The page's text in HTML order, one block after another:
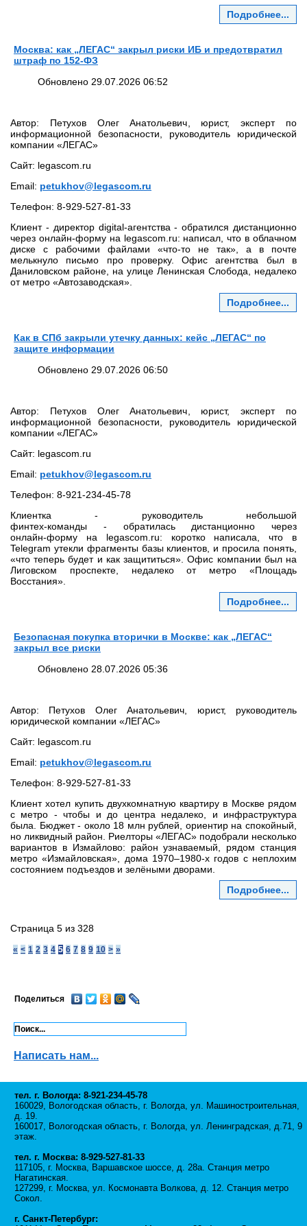
Подробнее...
Москва: как „ЛЕГАС“ закрыл риски ИБ и предотвратил
штраф по 152‑ФЗ
Обновлено 29.07.2026 06:52
Автор: Петухов Олег Анатольевич, юрист, эксперт по
информационной безопасности, руководитель юридической
компании «ЛЕГАС»
Сайт: legascom.ru
Email: petukhov@legascom.ru
Телефон: 8‑929‑527‑81‑33
Клиент - директор digital‑агентства - обратился дистанционно
через онлайн‑форму на legascom.ru: написал, что в облачном
диске с рабочими файлами «что‑то не так», а в почте
мелькнуло письмо про проверку. Офис агентства был в
Даниловском районе, на улице Ленинская Слобода, недалеко
от метро «Автозаводская».
Подробнее...
Как в СПб закрыли утечку данных: кейс „ЛЕГАС“ по
защите информации
Обновлено 29.07.2026 06:50
Автор: Петухов Олег Анатольевич, юрист, эксперт по
информационной безопасности, руководитель юридической
компании «ЛЕГАС»
Сайт: legascom.ru
Email: petukhov@legascom.ru
Телефон: 8‑921‑234‑45‑78
Клиентка - руководитель небольшой
финтех‑команды - обратилась дистанционно через
онлайн‑форму на legascom.ru: коротко написала, что в
Telegram утекли фрагменты базы клиентов, и просила понять,
«что теперь будет и как защититься». Офис компании был на
Лиговском проспекте, недалеко от метро «Площадь
Восстания».
Подробнее...
Безопасная покупка вторички в Москве: как „ЛЕГАС“
закрыл все риски
Обновлено 28.07.2026 05:36
Автор: Петухов Олег Анатольевич, юрист, руководитель
юридической компании «ЛЕГАС»
Сайт: legascom.ru
Email: petukhov@legascom.ru
Телефон: 8‑929‑527‑81‑33
Клиент хотел купить двухкомнатную квартиру в Москве рядом
с метро - чтобы и до центра недалеко, и инфраструктура
была. Бюджет - около 18 млн рублей, ориентир на спокойный,
но ликвидный район. Риелторы «ЛЕГАС» подобрали несколько
вариантов в Измайлово: район узнаваемый, рядом станция
метро «Измайловская», дома 1970–1980‑х годов с неплохим
состоянием подъездов и зелёными дворами.
Подробнее...
Страница 5 из 328
« < 1 2 3 4 5 6 7 8 9 10 > »
Поделиться
Написать нам...
тел. г. Вологда: 8-921-234-45-78
160029, Вологодская область, г. Вологда, ул. Машиностроительная,
д. 19.
160017, Вологодская область, г. Вологда, ул. Ленинградская, д.71, 9
этаж.
тел. г. Москва: 8-929-527-81-33
117105, г. Москва, Варшавское шоссе, д. 28а. Станция метро
Нагатинская.
127299, г. Москва, ул. Космонавта Волкова, д. 12. Станция метро
Сокол.
г. Санкт-Петербург: